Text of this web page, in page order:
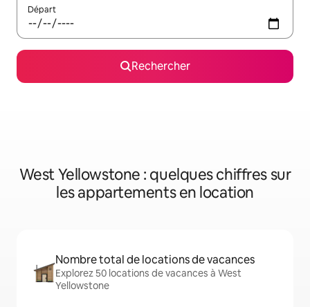
Départ
Rechercher
West Yellowstone : quelques chiffres sur
les appartements en location
Nombre total de locations de vacances
Explorez 50 locations de vacances à West
Yellowstone